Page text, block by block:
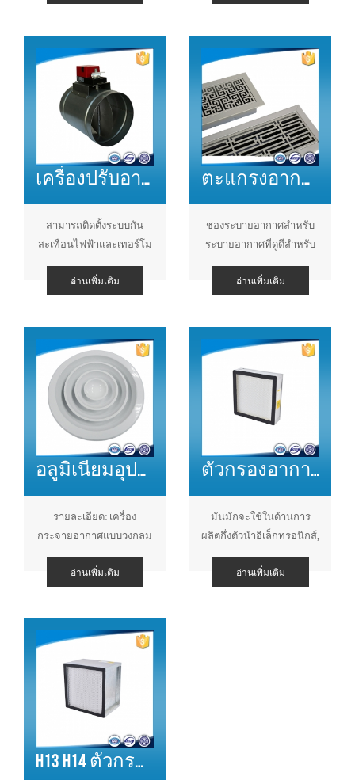
เครื่องปรับอากาศเครื่องควบคุมแรงดันไฟฟ้าแบบวงกลมอัตโนมัติ
สามารถติดตั้งระบบกัน
สะเทือนไฟฟ้าและเทอร์โม
สตัทเพื่อควบคุมการไหล
ของอากาศและอุณหภูมิ
อ่านเพิ่มเติม
ตะแกรงอากาศตกแต่งจีนสำหรับระบบ HVAC
ช่องระบายอากาศสำหรับ
ระบายอากาศที่ดูดีสำหรับ
ระบบ hvac
อ่านเพิ่มเติม
อลูมิเนียมอุปทานเพดานรอบเครื่องปรับอากาศกระจาย CIRCULAR DIFFUSER
รายละเอียด: เครื่อง
กระจายอากาศแบบวงกลม
ขนาด: 150 ~ 400mm วัสดุ:
อลูมิเนียม, สแตนเลส ราคา
อ่านเพิ่มเติม
ตัวกรองอากาศ HEPA จีบขนาดเล็กที่มีความต้านทานต่ำ
มันมักจะใช้ในด้านการ
ผลิตกึ่งตัวนำอิเล็กทรอนิกส์,
การวิจัยพลังงานอะตอม,
ยา, เครื่องจักรความ
อ่านเพิ่มเติม
H13 H14 ตัวกรองชนิด HEPA